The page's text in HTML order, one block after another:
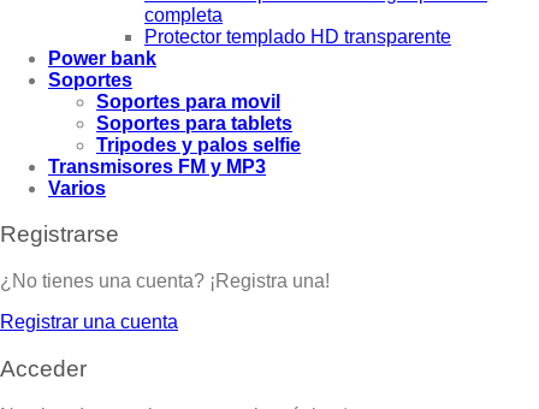
completa
Protector templado HD transparente
Power bank
Soportes
Soportes para movil
Soportes para tablets
Tripodes y palos selfie
Transmisores FM y MP3
Varios
Registrarse
¿No tienes una cuenta? ¡Registra una!
Registrar una cuenta
Acceder